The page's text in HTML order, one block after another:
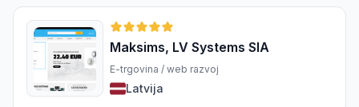
Maksims, LV Systems SIA
E-trgovina / web razvoj
Latvija